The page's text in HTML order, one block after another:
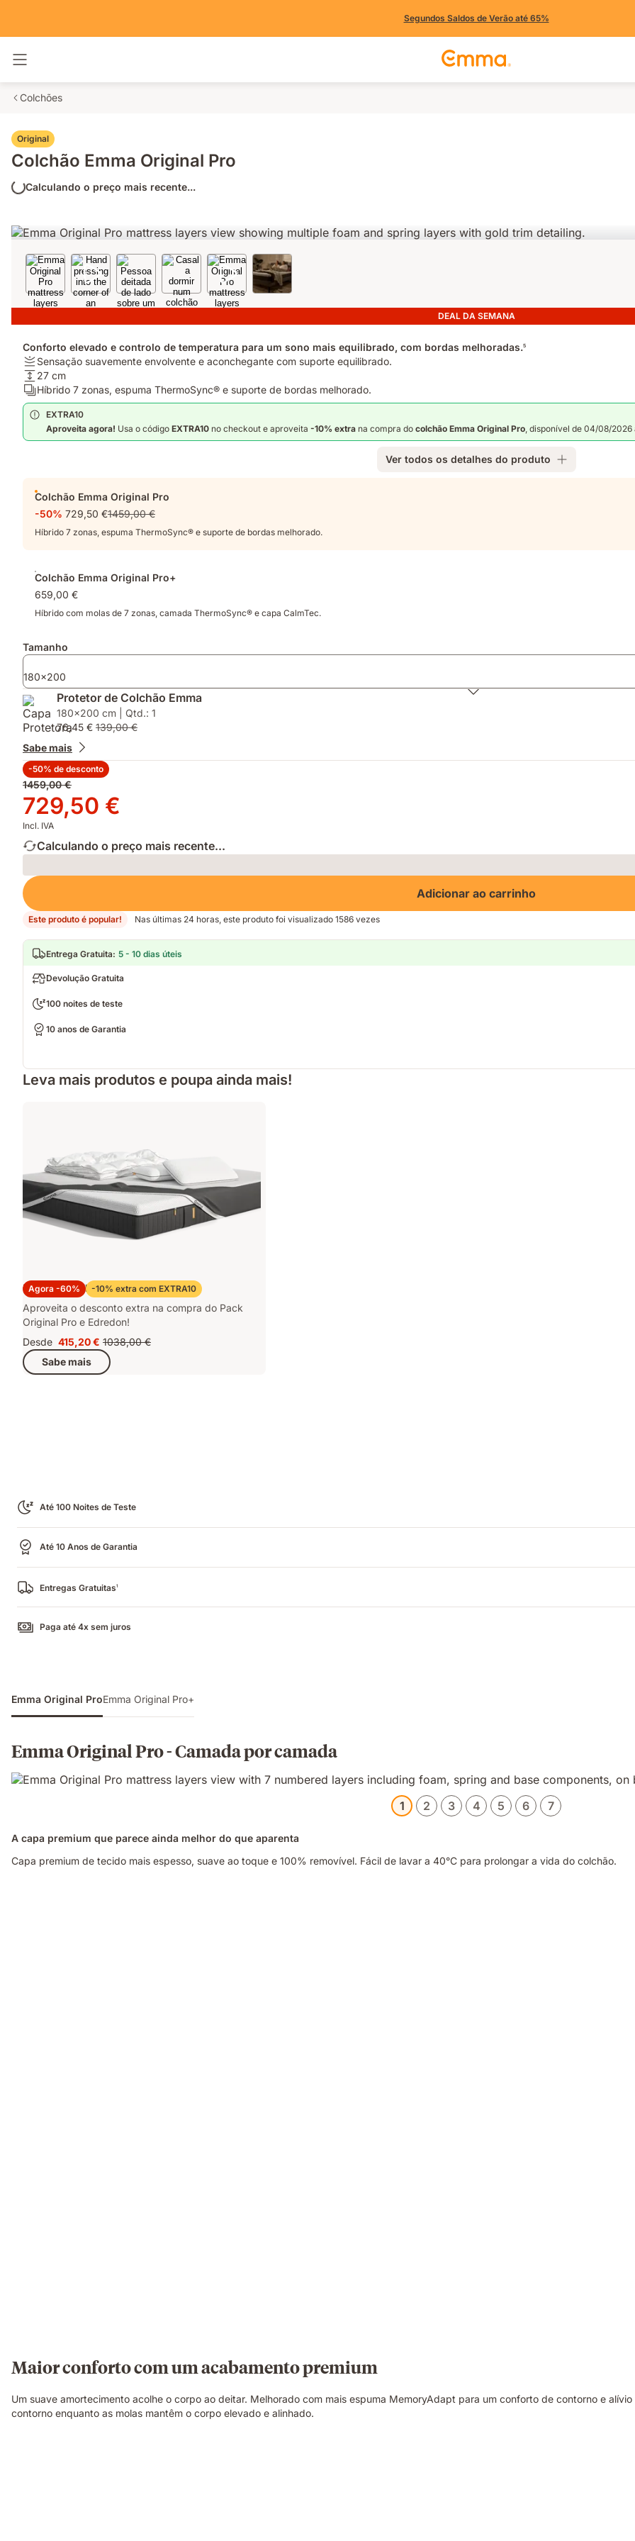
Segundos Saldos de Verão até 65%
Colchões
Original
Colchão Emma Original Pro
Calculando o preço mais recente...
DEAL DA SEMANA
Conforto elevado e controlo de temperatura para um sono mais equilibrado, com bordas melhoradas.5
Firmeza:
Sensação
suavemente
envolvente
aconchegante
Sensação suavemente envolvente e aconchegante com suporte equilibrado.
Altura:
27
cm
27 cm
Camadas:
Híbrido
zonas,
suporte
bordas
melhorado.
Híbrido 7 zonas, espuma ThermoSync® e suporte de bordas melhorado.
EXTRA10
Aproveita agora! Usa o código EXTRA10 no checkout e aproveita -10% extra na compra do colchão Emma Original Pro, disponível de 04/08/
Ver todos os detalhes do produto
Colchão Emma Original Pro
-50% 729,50 €1459,00 €
Híbrido 7 zonas, espuma ThermoSync® e suporte de bordas melhorado.
Colchão Emma Original Pro+
659,00 €
Híbrido com molas de 7 zonas, camada ThermoSync® e capa CalmTec.
Tamanho
180x200
Protetor de Colchão Emma
180x200 cm | Qtd.: 1
76,45 € 139,00 €
Sabe mais
-50% de desconto
Preço
original
1459,00 €
1459,00 €
Preço
729,50 €
729,50 €
Incl. IVA
Calculando o preço mais recente...
Loading
Adicionar ao carrinho
Este produto é popular! Nas últimas 24 horas, este produto foi visualizado 1586 vezes
Entrega Gratuita: 5 - 10 dias úteis
Devolução Gratuita
100 noites de teste
10 anos de Garantia
Leva mais produtos e poupa ainda mais!
Agora -60% -10% extra com EXTRA10
Pack Original Pro e Edredon
Aproveita o desconto extra na compra do Pack
Original Pro e Edredon!
Desde Preço
415,20 €
415,20 € Preço
original
1038,00 €
1038,00 €
Sabe mais
Até 100 Noites de Teste
Até 10 Anos de Garantia
Entregas Gratuitas1
Paga até 4x sem juros
Emma Original ProEmma Original Pro+
Emma Original Pro - Camada por camada
1 2 3 4 5 6 7
A capa premium que parece ainda melhor do que aparenta
Capa premium de tecido mais espesso, suave ao toque e 100% removível. Fácil de lavar a 40°C para prolongar a vida do colchão.
Maior conforto com um acabamento premium
Um suave amortecimento acolhe o corpo ao deitar. Melhorado com mais espuma MemoryAdapt para um conforto de contorno e
contorno enquanto as molas mantêm o corpo elevado e alinhado.